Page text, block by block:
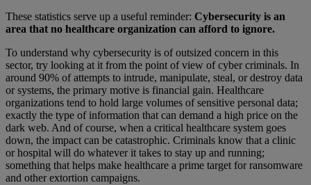
These statistics serve up a useful reminder: Cybersecurity is an
area that no healthcare organization can afford to ignore.
To understand why cybersecurity is of outsized concern in this
sector, try looking at it from the point of view of cyber criminals. In
around 90% of attempts to intrude, manipulate, steal, or destroy data
or systems, the primary motive is financial gain. Healthcare
organizations tend to hold large volumes of sensitive personal data;
exactly the type of information that can demand a high price on the
dark web. And of course, when a critical healthcare system goes
down, the impact can be catastrophic. Criminals know that a clinic
or hospital will do whatever it takes to stay up and running;
something that helps make healthcare a prime target for ransomware
and other extortion campaigns.